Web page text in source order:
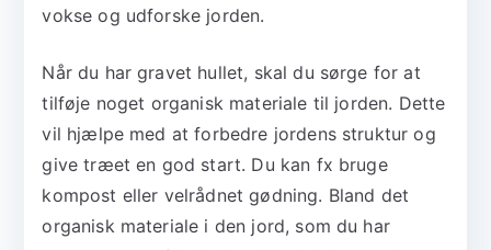
vokse og udforske jorden.
Når du har gravet hullet, skal du sørge for at
tilføje noget organisk materiale til jorden. Dette
vil hjælpe med at forbedre jordens struktur og
give træet en god start. Du kan fx bruge
kompost eller velrådnet gødning. Bland det
organisk materiale i den jord, som du har